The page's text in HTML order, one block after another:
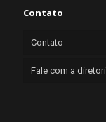
Contato
Contato
Fale com a